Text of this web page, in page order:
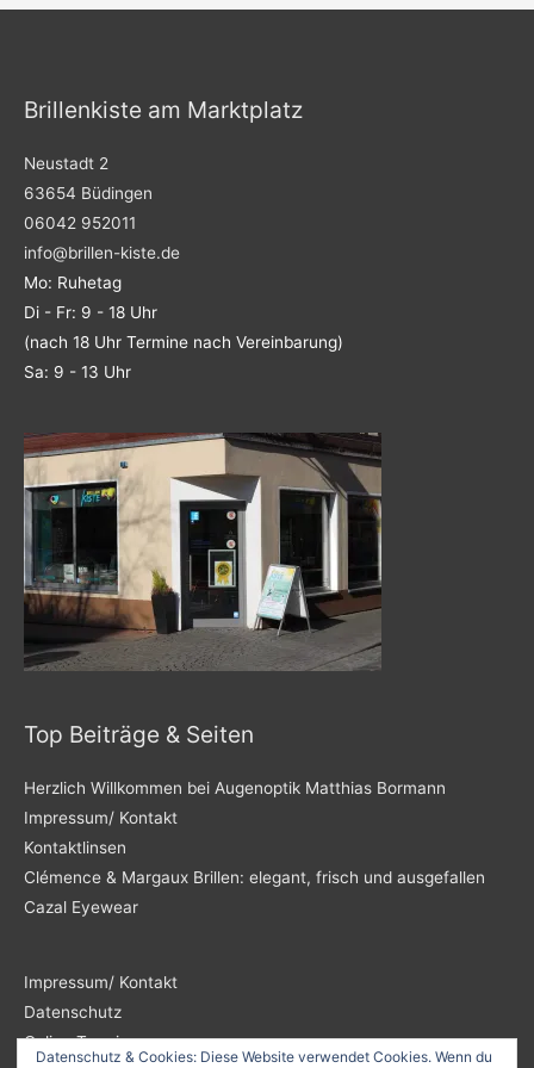
Brillenkiste am Marktplatz
Neustadt 2
63654 Büdingen
06042 952011
info@brillen-kiste.de
Mo: Ruhetag
Di - Fr: 9 - 18 Uhr
(nach 18 Uhr Termine nach Vereinbarung)
Sa: 9 - 13 Uhr
Top Beiträge & Seiten
Herzlich Willkommen bei Augenoptik Matthias Bormann
Impressum/ Kontakt
Kontaktlinsen
Clémence & Margaux Brillen: elegant, frisch und ausgefallen
Cazal Eyewear
Impressum/ Kontakt
Datenschutz
Online Termin
Datenschutz & Cookies: Diese Website verwendet Cookies. Wenn du